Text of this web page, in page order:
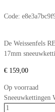
Code:
De Weissenfels
17mm
€ 159,00
Op voorraad
Sneeuwkettingen